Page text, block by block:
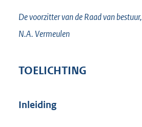
De voorzitter van de Raad van bestuur,
N.A.Vermeulen
TOELICHTING
Inleiding